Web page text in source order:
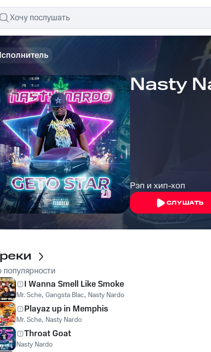
Nasty
Рэп и хип-хоп
СЛУШАТЬ
популярности
I Wanna Smell Like Smoke
Mr. Sche, Gangsta Blac, Nasty Nardo
Playaz up in Memphis
Mr. Sche, Nasty Nardo
Throat Goat
Nasty Nardo